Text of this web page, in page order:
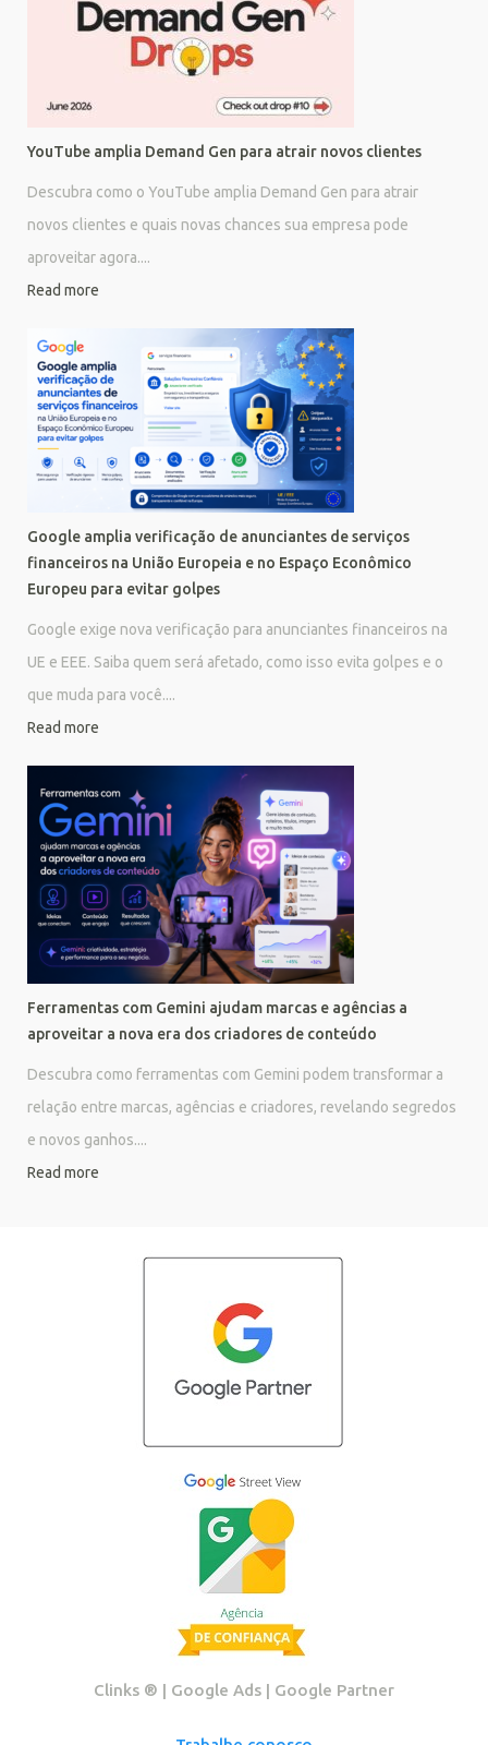
YouTube amplia Demand Gen para atrair novos clientes
Descubra como o YouTube amplia Demand Gen para atrair
novos clientes e quais novas chances sua empresa pode
aproveitar agora....
Read more
Google amplia verificação de anunciantes de serviços
financeiros na União Europeia e no Espaço Econômico
Europeu para evitar golpes
Google exige nova verificação para anunciantes financeiros na
UE e EEE. Saiba quem será afetado, como isso evita golpes e o
que muda para você....
Read more
Ferramentas com Gemini ajudam marcas e agências a
aproveitar a nova era dos criadores de conteúdo
Descubra como ferramentas com Gemini podem transformar a
relação entre marcas, agências e criadores, revelando segredos
e novos ganhos....
Read more
Clinks ®️ | Google Ads | Google Partner